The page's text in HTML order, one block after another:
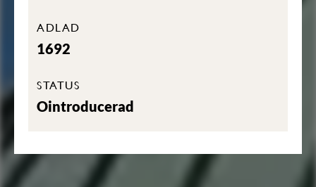
ADLAD
1692
STATUS
Ointroducerad